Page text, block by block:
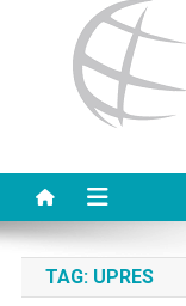
TAG: UPRES